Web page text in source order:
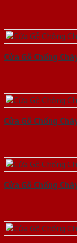
Cửa Gỗ Chống
Cửa Gỗ Chống
Cửa Gỗ Chống